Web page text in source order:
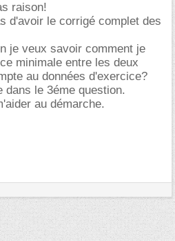
raison!
d'avoir le corrigé complet des
je veux savoir comment je
minimale entre les deux
au données d'exercice?
dans le 3éme question.
au démarche.